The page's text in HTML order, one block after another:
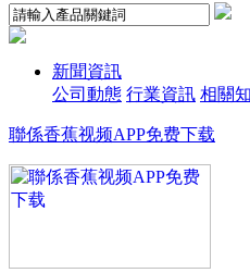
新聞資訊
公司動態 行業資訊 相關
聯係香蕉视频APP免费下载